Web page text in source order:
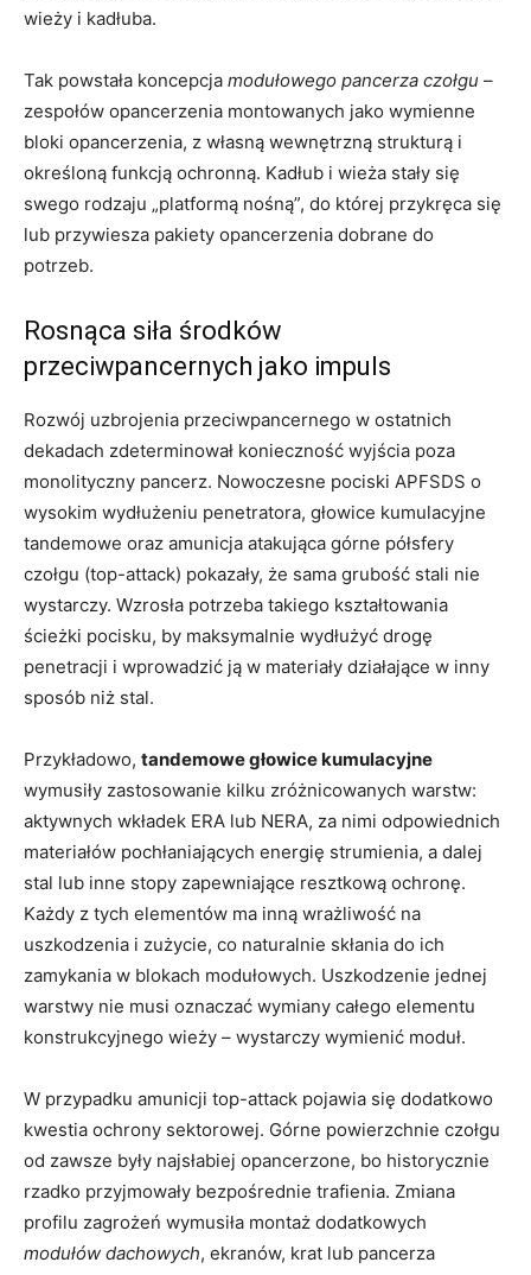
wieży i kadłuba.
Tak powstała koncepcja modułowego pancerza czołgu –
zespołów opancerzenia montowanych jako wymienne
bloki opancerzenia, z własną wewnętrzną strukturą i
określoną funkcją ochronną. Kadłub i wieża stały się
swego rodzaju „platformą nośną”, do której przykręca się
lub przywiesza pakiety opancerzenia dobrane do
potrzeb.
Rosnąca siła środków
przeciwpancernych jako impuls
Rozwój uzbrojenia przeciwpancernego w ostatnich
dekadach zdeterminował konieczność wyjścia poza
monolityczny pancerz. Nowoczesne pociski APFSDS o
wysokim wydłużeniu penetratora, głowice kumulacyjne
tandemowe oraz amunicja atakująca górne półsfery
czołgu (top-attack) pokazały, że sama grubość stali nie
wystarczy. Wzrosła potrzeba takiego kształtowania
ścieżki pocisku, by maksymalnie wydłużyć drogę
penetracji i wprowadzić ją w materiały działające w inny
sposób niż stal.
Przykładowo, tandemowe głowice kumulacyjne
wymusiły zastosowanie kilku zróżnicowanych warstw:
aktywnych wkładek ERA lub NERA, za nimi odpowiednich
materiałów pochłaniających energię strumienia, a dalej
stal lub inne stopy zapewniające resztkową ochronę.
Każdy z tych elementów ma inną wrażliwość na
uszkodzenia i zużycie, co naturalnie skłania do ich
zamykania w blokach modułowych. Uszkodzenie jednej
warstwy nie musi oznaczać wymiany całego elementu
konstrukcyjnego wieży – wystarczy wymienić moduł.
W przypadku amunicji top-attack pojawia się dodatkowo
kwestia ochrony sektorowej. Górne powierzchnie czołgu
od zawsze były najsłabiej opancerzone, bo historycznie
rzadko przyjmowały bezpośrednie trafienia. Zmiana
profilu zagrożeń wymusiła montaż dodatkowych
modułów dachowych, ekranów, krat lub pancerza